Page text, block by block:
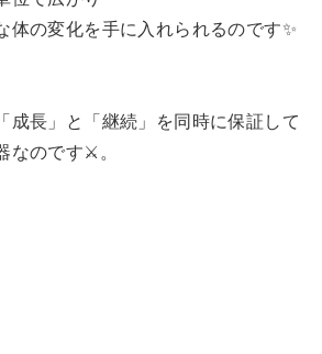
体の変化を手に入れられるのです✨
成長」と「継続」を同時に保証して
なのです⚔️。